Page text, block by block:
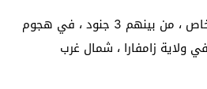
قُتل ما لا يقل عن 10 أشخاص ، من بينهم 3 جنود ، في هجوم
زامفارا ، شمال غرب